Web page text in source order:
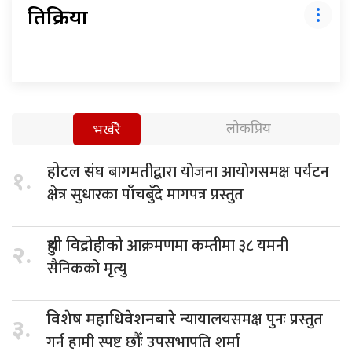
प्रतिक्रिया
भर्खरै लोकप्रिय
१. होटल संघबागमतीद्वारा योजना आयोगसमक्ष पर्यटन
क्षेत्र सुधारका पाँचबुँदे मागपत्र प्रस्तुत
२. हुथी विद्रोहीकोआक्रमणमा कम्तीमा ३८ यमनी
सैनिकको मृत्यु
३. विशेष महाधिवेशनबारेन्यायालयसमक्ष पुनः प्रस्तुत
गर्न हामी स्पष्ट छौँः उपसभापति शर्मा